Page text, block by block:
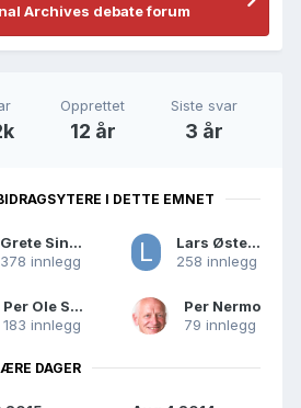
Archives debate forum
Opprettet
12 år
Siste svar
3 år
I DETTE EMNET
Grete Singstad
378 innlegg
Lars Østensen
258 innlegg
Per Ole Sollie
183 innlegg
Per Nermo
79 innlegg
DAGER